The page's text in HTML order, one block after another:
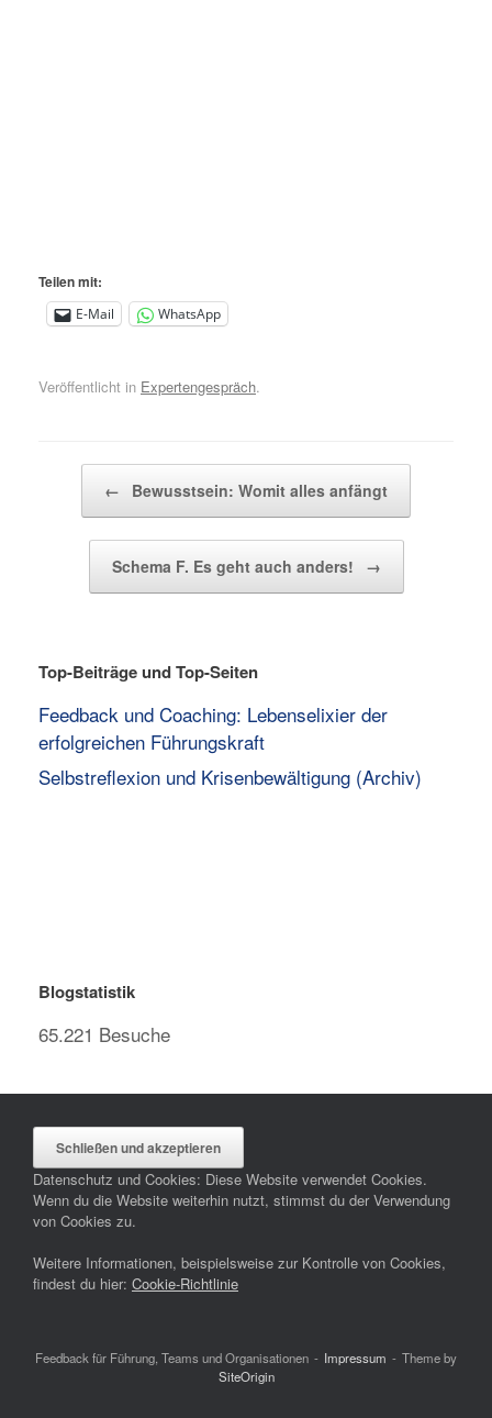
Teilen mit:
E-Mail WhatsApp
Veröffentlicht in Expertengespräch.
← Bewusstsein: Womit alles anfängt
Schema F. Es geht auch anders! →
Top-Beiträge und Top-Seiten
Feedback und Coaching: Lebenselixier der
erfolgreichen Führungskraft
Selbstreflexion und Krisenbewältigung (Archiv)
Blogstatistik
65.221 Besuche
Datenschutz und Cookies: Diese Website verwendet Cookies.
Wenn du die Website weiterhin nutzt, stimmst du der Verwendung
von Cookies zu.
Weitere Informationen, beispielsweise zur Kontrolle von Cookies,
findest du hier: Cookie-Richtlinie
Feedback für Führung, Teams und Organisationen Impressum
Theme by
SiteOrigin